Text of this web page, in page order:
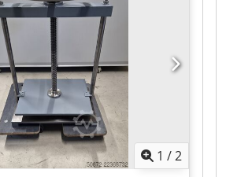
1 /2